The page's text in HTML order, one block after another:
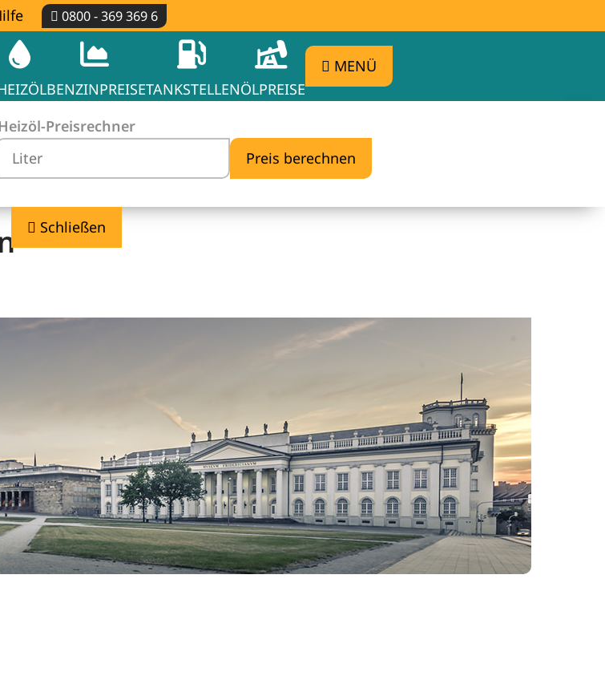
0800 - 369 369 6
BENZINPREISETANKSTELLENÖLPREISE
MENÜ
Preisrechner
Schließen